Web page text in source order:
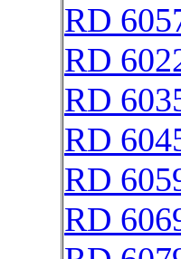
RD
RD
RD
RD
RD
RD